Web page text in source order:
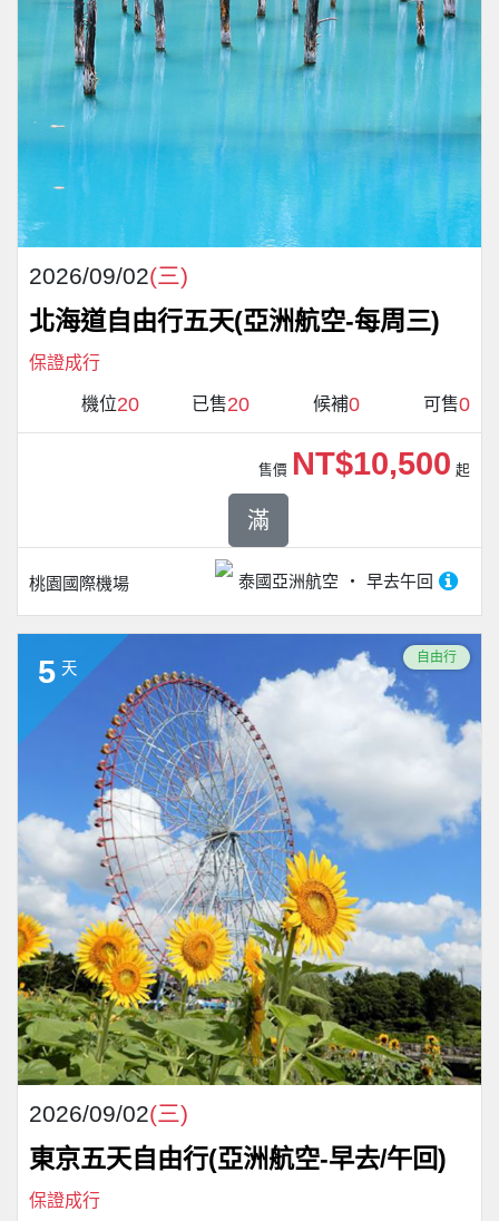
2026/09/02(三)
北海道自由行五天(亞洲航空-每周三)
保證成行
機位20 已售20 候補0 可售0
桃園國際機場 泰國亞洲航空 早去午回
售價 NT$10,500 起
滿
5 天
自由行
2026/09/02(三)
東京五天自由行(亞洲航空-早去/午回)
保證成行